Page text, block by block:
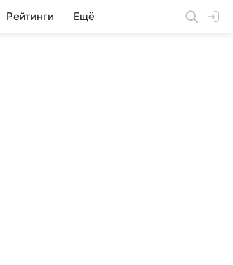
Рейтинги Ещё